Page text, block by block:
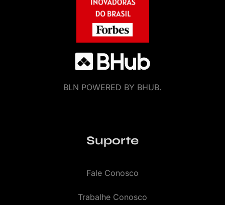
BLN POWERED BY BHUB.
Suporte
Fale Conosco
Trabalhe Conosco